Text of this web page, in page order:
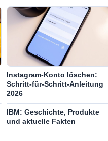
Instagram-Konto löschen:
Schritt-für-Schritt-Anleitung
2026
IBM: Geschichte, Produkte
und aktuelle Fakten